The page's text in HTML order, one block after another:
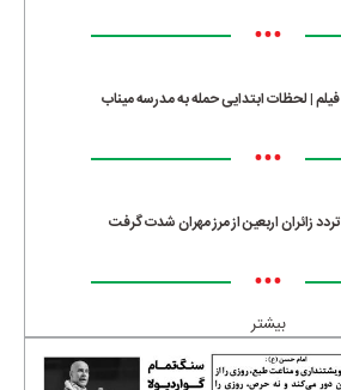
•••
فیلم | لحظات ابتدایی حمله به مدرسه میناب
•••
تردد زائران اربعین از مرز مهران شدت گرفت
•••
بیشتر